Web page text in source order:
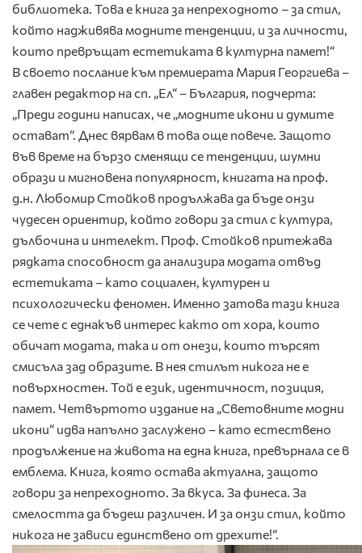
библиотека. Това е книга за непреходното – за стил,
който надживява модните тенденции, и за личности,
които превръщат естетиката в културна памет!“
В своето послание към премиерата Мария Георгиева –
главен редактор на сп. „Ел“ – България, подчерта:
„Преди години написах, че „модните икони и думите
остават“. Днес вярвам в това още повече. Защото
във време на бързо сменящи се тенденции, шумни
образи и мигновена популярност, книгата на проф.
д.н. Любомир Стойков продължава да бъде онзи
чудесен ориентир, който говори за стил с култура,
дълбочина и интелект. Проф. Стойков притежава
рядката способност да анализира модата отвъд
естетиката – като социален, културен и
психологически феномен. Именно затова тази книга
се чете с еднакъв интерес както от хора, които
обичат модата, така и от онези, които търсят
смисъла зад образите. В нея стилът никога не е
повърхностен. Той е език, идентичност, позиция,
памет. Четвъртото издание на „Световните модни
икони“ идва напълно заслужено – като естествено
продължение на живота на една книга, превърнала се в
емблема. Книга, която остава актуална, защото
говори за непреходното. За вкуса. За финеса. За
смелостта да бъдеш различен. И за онзи стил, който
никога не зависи единствено от дрехите!“.